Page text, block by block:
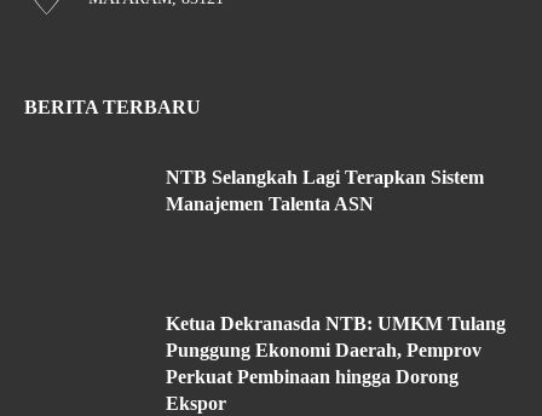
BERITA TERBARU
NTB Selangkah Lagi Terapkan Sistem
Manajemen Talenta ASN
Ketua Dekranasda NTB: UMKM Tulang
Punggung Ekonomi Daerah, Pemprov
Perkuat Pembinaan hingga Dorong
Ekspor